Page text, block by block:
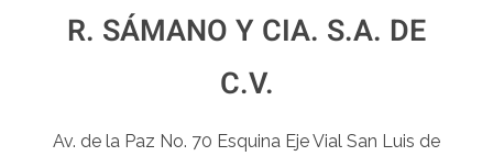
R. SÁMANO Y CIA. S.A. DE
C.V.
Av. de la Paz No. 70 Esquina Eje Vial San Luis de